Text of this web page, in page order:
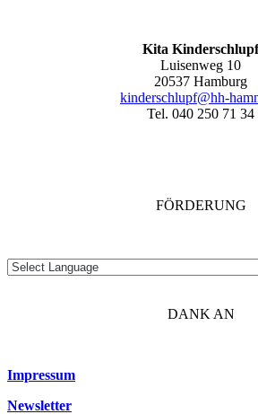
Kita Kinderschlupf
Luisenweg 10
20537 Hamburg
kinderschlupf@hh-
Tel. 040 250 71 34
FÖRDERUNG
DANK AN
Impressum
Newsletter